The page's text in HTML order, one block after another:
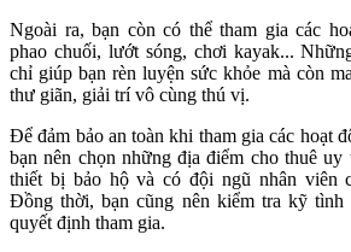
Ngoài ra, bạn còn có thể tham gia các
phao chuối, lướt sóng, chơi kayak...
chỉ giúp bạn rèn luyện sức khỏe mà còn
thư giãn, giải trí vô cùng thú vị.
Để đảm bảo an toàn khi tham gia các hoạt
bạn nên chọn những địa điểm cho thuê
thiết bị bảo hộ và có đội ngũ nhân viên
Đồng thời, bạn cũng nên kiểm tra kỹ
quyết định tham gia.